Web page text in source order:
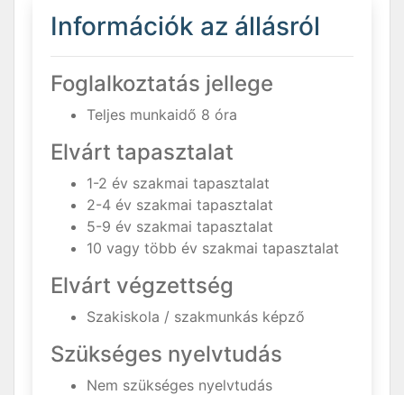
Információk az állásról
Foglalkoztatás jellege
Teljes munkaidő 8 óra
Elvárt tapasztalat
1-2 év szakmai tapasztalat
2-4 év szakmai tapasztalat
5-9 év szakmai tapasztalat
10 vagy több év szakmai tapasztalat
Elvárt végzettség
Szakiskola / szakmunkás képző
Szükséges nyelvtudás
Nem szükséges nyelvtudás